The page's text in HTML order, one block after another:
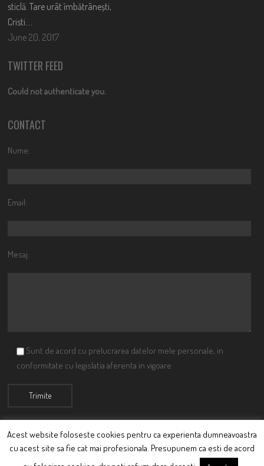
sticlă. Tare urât îmbătrânești,
Cristi….
June 20, 2017
TWITTER FEED
Could not authenticate you.
CONTACT
Nume:
Email:
Mesaj:
Sunt de acord cu prelucrarea datelor mele personale, in
conformitate cu legislatia aferenta in vigoare
© Ciutacu 2015 Parte a Imperiului Ciutacesc.
Acest website foloseste cookies pentru ca experienta dumneavoastra
cu acest site sa fie cat mai profesionala. Presupunem ca esti de acord